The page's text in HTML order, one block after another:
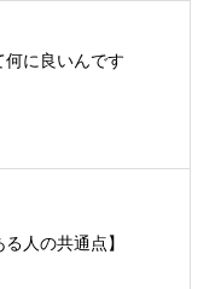
何に良いんです
人の共通点】